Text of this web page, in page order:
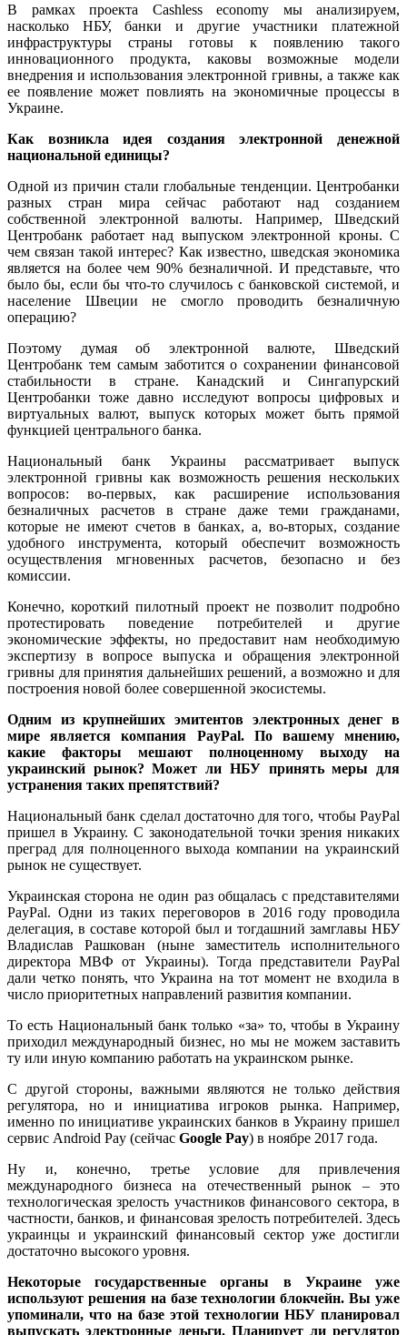
В рамках проекта Cashless economy мы анализируем,
насколько НБУ, банки и другие участники платежной
инфраструктуры страны готовы к появлению такого
инновационного продукта, каковы возможные модели
внедрения и использования электронной гривны, а также как
ее появление может повлиять на экономичные процессы в
Украине.
Как возникла идея создания электронной денежной
национальной единицы?
Одной из причин стали глобальные тенденции. Центробанки
разных стран мира сейчас работают над созданием
собственной электронной валюты. Например, Шведский
Центробанк работает над выпуском электронной кроны. С
чем связан такой интерес? Как известно, шведская экономика
является на более чем 90% безналичной. И представьте, что
было бы, если бы что-то случилось с банковской системой, и
население Швеции не смогло проводить безналичную
операцию?
Поэтому думая об электронной валюте, Шведский
Центробанк тем самым заботится о сохранении финансовой
стабильности в стране. Канадский и Сингапурский
Центробанки тоже давно исследуют вопросы цифровых и
виртуальных валют, выпуск которых может быть прямой
функцией центрального банка.
Национальный банк Украины рассматривает выпуск
электронной гривны как возможность решения нескольких
вопросов: во-первых, как расширение использования
безналичных расчетов в стране даже теми гражданами,
которые не имеют счетов в банках, а, во-вторых, создание
удобного инструмента, который обеспечит возможность
осуществления мгновенных расчетов, безопасно и без
комиссии.
Конечно, короткий пилотный проект не позволит подробно
протестировать поведение потребителей и другие
экономические эффекты, но предоставит нам необходимую
экспертизу в вопросе выпуска и обращения электронной
гривны для принятия дальнейших решений, а возможно и для
построения новой более совершенной экосистемы.
Одним из крупнейших эмитентов электронных денег в
мире является компания PayPal. По вашему мнению,
какие факторы мешают полноценному выходу на
украинский рынок? Может ли НБУ принять меры для
устранения таких препятствий?
Национальный банк сделал достаточно для того, чтобы PayPal
пришел в Украину. С законодательной точки зрения никаких
преград для полноценного выхода компании на украинский
рынок не существует.
Украинская сторона не один раз общалась с представителями
PayPal. Одни из таких переговоров в 2016 году проводила
делегация, в составе которой был и тогдашний замглавы НБУ
Владислав Рашкован (ныне заместитель исполнительного
директора МВФ от Украины). Тогда представители PayPal
дали четко понять, что Украина на тот момент не входила в
число приоритетных направлений развития компании.
То есть Национальный банк только «за» то, чтобы в Украину
приходил международный бизнес, но мы не можем заставить
ту или иную компанию работать на украинском рынке.
С другой стороны, важными являются не только действия
регулятора, но и инициатива игроков рынка. Например,
именно по инициативе украинских банков в Украину пришел
сервис Android Pay (сейчас Google Pay) в ноябре 2017 года.
Ну и, конечно, третье условие для привлечения
международного бизнеса на отечественный рынок – это
технологическая зрелость участников финансового сектора, в
частности, банков, и финансовая зрелость потребителей. Здесь
украинцы и украинский финансовый сектор уже достигли
достаточно высокого уровня.
Некоторые государственные органы в Украине уже
используют решения на базе технологии блокчейн. Вы уже
упоминали, что на базе этой технологии НБУ планировал
выпускать электронные деньги. Планирует ли регулятор